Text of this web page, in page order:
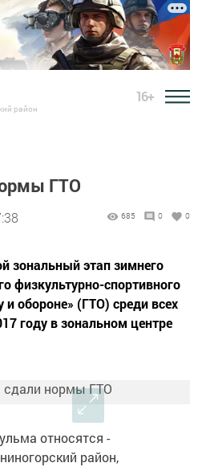
район
16+
ГТО
685 0 0
зональный этап зимнего
физкультурно-спортивного
и обороне» (ГТО) среди всех
году в зональном центре
относятся -
район,